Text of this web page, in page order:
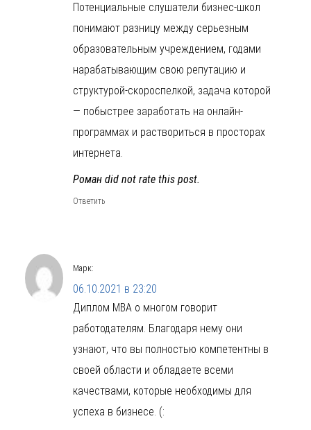
Потенциальные слушатели бизнес-школ
понимают разницу между серьезным
образовательным учреждением, годами
нарабатывающим свою репутацию и
структурой-скороспелкой, задача которой
— побыстрее заработать на онлайн-
программах и раствориться в просторах
интернета.
Роман did not rate this post.
Ответить
Марк:
06.10.2021 в 23:20
Диплом MBA о многом говорит
работодателям. Благодаря нему они
узнают, что вы полностью компетентны в
своей области и обладаете всеми
качествами, которые необходимы для
успеха в бизнесе. (: